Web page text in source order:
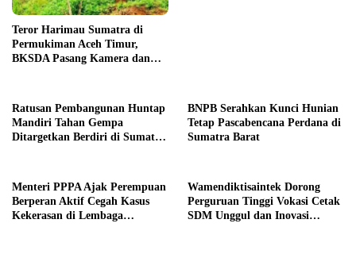
Teror Harimau Sumatra di
Permukiman Aceh Timur,
BKSDA Pasang Kamera dan
Ratusan Pembangunan Huntap
Mandiri Tahan Gempa
Ditargetkan Berdiri di Sumatra
BNPB Serahkan Kunci Hunian
Tetap Pascabencana Perdana di
Sumatra Barat
Menteri PPPA Ajak Perempuan
Berperan Aktif Cegah Kasus
Kekerasan di Lembaga
Wamendiktisaintek Dorong
Perguruan Tinggi Vokasi Cetak
SDM Unggul dan Inovasi